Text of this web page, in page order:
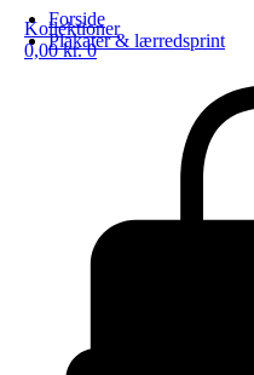
Kollektioner
0,00kr. 0
Forside
Plakater & lærredsprint